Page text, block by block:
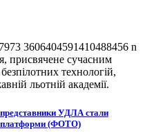
присвячене сучасним
технологій,
льотній академії.
УДЛА стали
платформи (ФОТО)